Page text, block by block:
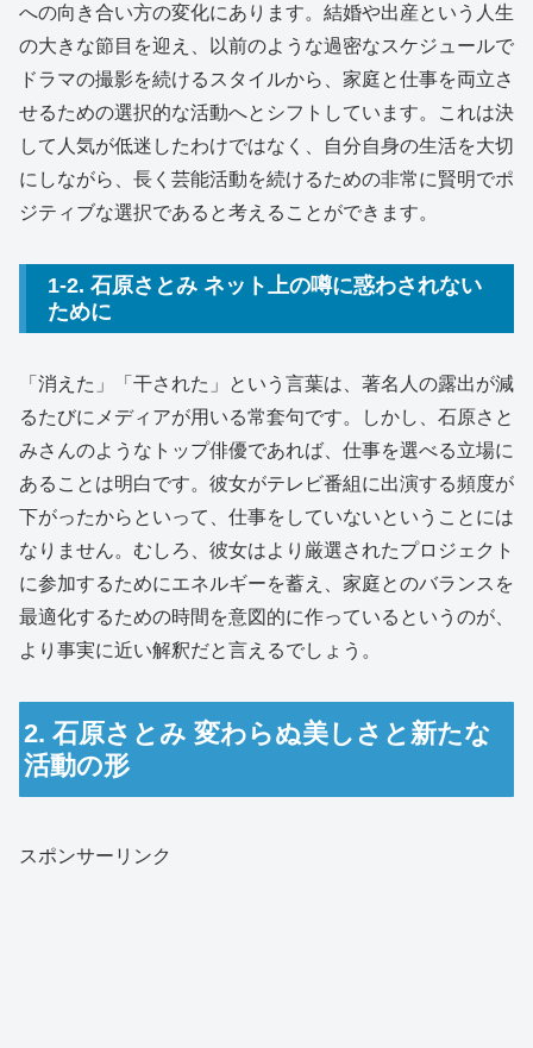
への向き合い方の変化にあります。結婚や出産という人生
の大きな節目を迎え、以前のような過密なスケジュールで
ドラマの撮影を続けるスタイルから、家庭と仕事を両立さ
せるための選択的な活動へとシフトしています。これは決
して人気が低迷したわけではなく、自分自身の生活を大切
にしながら、長く芸能活動を続けるための非常に賢明でポ
ジティブな選択であると考えることができます。
1-2. 石原さとみ ネット上の噂に惑わされない
ために
「消えた」「干された」という言葉は、著名人の露出が減
るたびにメディアが用いる常套句です。しかし、石原さと
みさんのようなトップ俳優であれば、仕事を選べる立場に
あることは明白です。彼女がテレビ番組に出演する頻度が
下がったからといって、仕事をしていないということには
なりません。むしろ、彼女はより厳選されたプロジェクト
に参加するためにエネルギーを蓄え、家庭とのバランスを
最適化するための時間を意図的に作っているというのが、
より事実に近い解釈だと言えるでしょう。
2. 石原さとみ 変わらぬ美しさと新たな
活動の形
スポンサーリンク